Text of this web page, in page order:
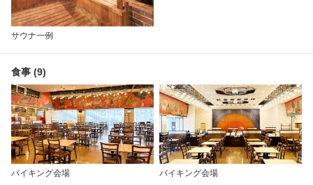
サウナ一例
食事 (9)
バイキング会場 バイキング会場